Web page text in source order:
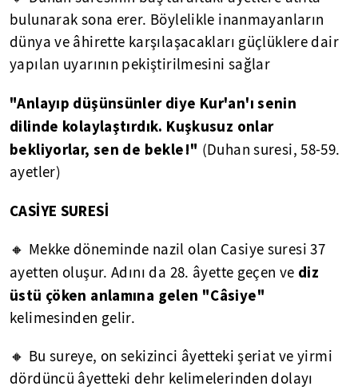
bulunarak sona erer. Böylelikle inanmayanların
dünya ve âhirette karşılaşacakları güçlüklere dair
yapılan uyarının pekiştirilmesini sağlar
"Anlayıp düşünsünler diye Kur'an'ı senin
dilinde kolaylaştırdık. Kuşkusuz onlar
bekliyorlar, sen de bekle!" (Duhan suresi, 58-59.
ayetler)
CASİYE SURESİ
🔸 Mekke döneminde nazil olan Casiye suresi 37
ayetten oluşur. Adını da 28. âyette geçen ve diz
üstü çöken anlamına gelen "Câsiye"
kelimesinden gelir.
🔸 Bu sureye, on sekizinci âyetteki şeriat ve yirmi
dördüncü âyetteki dehr kelimelerinden dolayı